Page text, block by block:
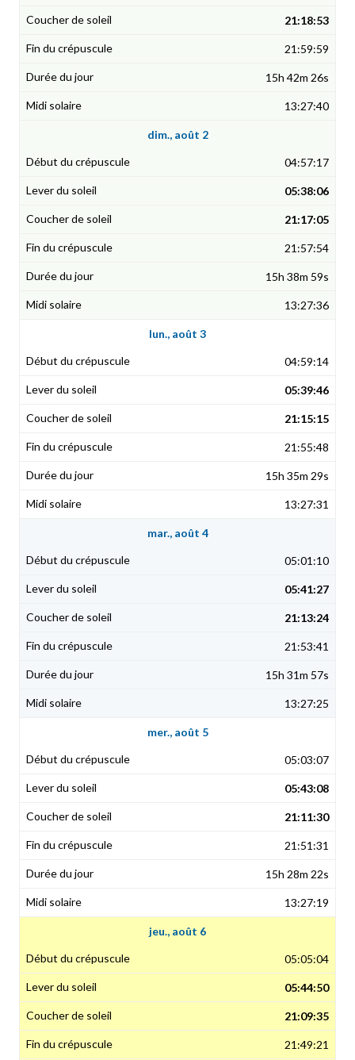
21:18:53
21:59:59
15h 42m 26s
13:27:40
dim., août 2
04:57:17
05:38:06
21:17:05
21:57:54
15h 38m 59s
13:27:36
lun., août 3
04:59:14
05:39:46
21:15:15
21:55:48
15h 35m 29s
13:27:31
mar., août 4
05:01:10
05:41:27
21:13:24
21:53:41
15h 31m 57s
13:27:25
mer., août 5
05:03:07
05:43:08
21:11:30
21:51:31
15h 28m 22s
13:27:19
jeu., août 6
05:05:04
05:44:50
21:09:35
21:49:21